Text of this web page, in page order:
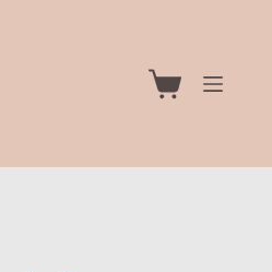
Winkelwagen